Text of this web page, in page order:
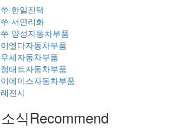
한일진택
서연리화
양성자동차부품
엘다자동차부품
세자동차부품
태트자동차부품
에이스자동차부품
전시
식Recommend